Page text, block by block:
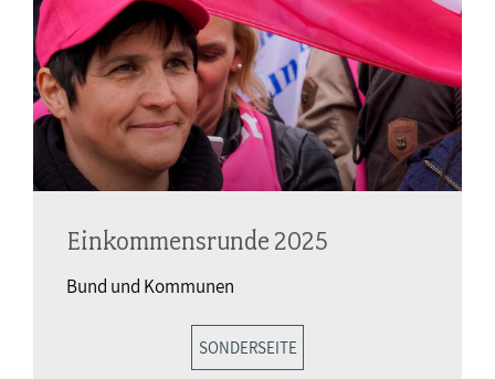
Einkommensrunde 2025
Bund und Kommunen
SONDERSEITE